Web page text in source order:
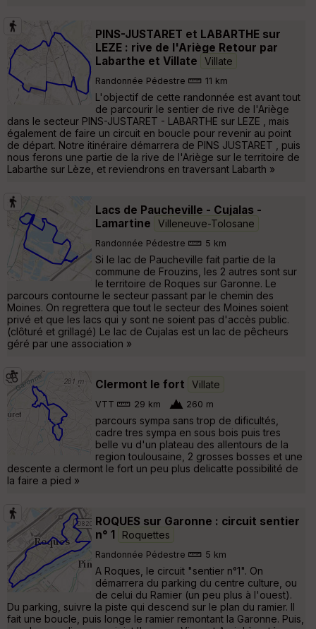
PINS-JUSTARET et LABARTHE sur
LEZE : rive de l'Ariège Retour par
Labarthe et Villate
Villate
Randonnée Pédestre 11 km
L'objectif de cette randonnée est avant tout
de parcourir le sentier de rive de l'Ariège
dans le secteur PINS-JUSTARET - LABARTHE sur LEZE , mais
également de faire un circuit en boucle pour revenir au point
de départ. Notre itinéraire démarrera de PINS JUSTARET , puis
nous ferons une partie de la rive de l'Ariège sur le territoire de
Labarthe sur Lèze, et reviendrons en traversant Labarth »
Lacs de Paucheville - Cujalas -
Lamartine
Villeneuve-Tolosane
Randonnée Pédestre 5 km
Si le lac de Paucheville fait partie de la
commune de Frouzins, les 2 autres sont sur
le territoire de Roques sur Garonne. Le
parcours contourne le secteur passant par le chemin des
Moines. On regrettera que tout le secteur des Moines soient
privé et que les lacs qui y sont ne soient pas d'accès public.
(clôturé et grillagé) Le lac de Cujalas est un lac de pêcheurs
géré par une association »
Clermont le fort Villate
VTT 29 km 260 m
parcours sympa sans trop de dificultés,
cadre tres sympa en sous bois puis tres
belle vu d'un plateau des allentours de la
region toulousaine, 2 grosses bosses et une
descente a clermont le fort un peu plus delicatte possibilité de
la faire a pied »
ROQUES sur Garonne : circuit sentier
n° 1
Roquettes
Randonnée Pédestre 5 km
A Roques, le circuit "sentier n°1". On
démarrera du parking du centre culture, ou
de celui du Ramier (un peu plus à l'ouest).
Du parking, suivre la piste qui descend sur le plan du ramier. Il
fait une boucle, puis longe le ramier remontant la Garonne. Puis,